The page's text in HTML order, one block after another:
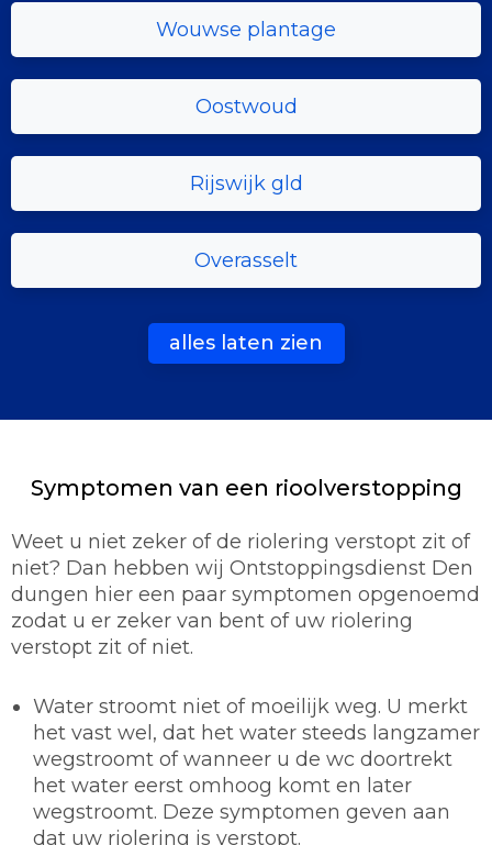
Wouwse plantage
Oostwoud
Rijswijk gld
Overasselt
alles laten zien
Symptomen van een rioolverstopping
Weet u niet zeker of de riolering verstopt zit of
niet? Dan hebben wij Ontstoppingsdienst Den
dungen hier een paar symptomen opgenoemd
zodat u er zeker van bent of uw riolering
verstopt zit of niet.
Water stroomt niet of moeilijk weg. U merkt
het vast wel, dat het water steeds langzamer
wegstroomt of wanneer u de wc doortrekt
het water eerst omhoog komt en later
wegstroomt. Deze symptomen geven aan
dat uw riolering is verstopt.